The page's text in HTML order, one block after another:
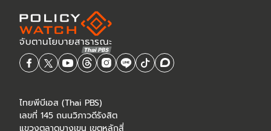
ไทยพีบีเอส (Thai PBS)
เลขที่ 145 ถนนวิภาวดีรังสิต